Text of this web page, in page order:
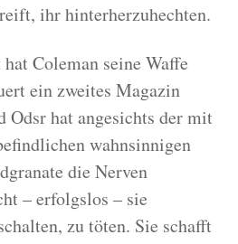
ihr hinterherzuhechten.
Coleman seine Waffe
ein zweites Magazin
Odsr hat angesichts der mit
wahnsinnigen
die Nerven
– erfolgslos – sie
zu töten. Sie schafft